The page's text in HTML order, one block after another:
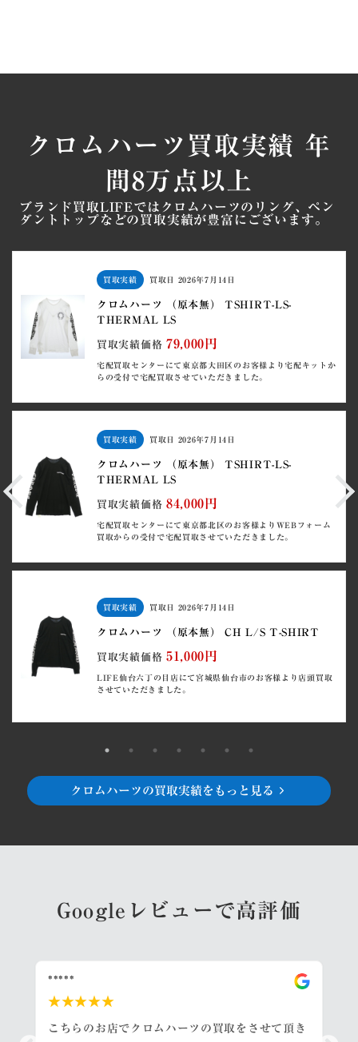
クロムハーツ買取実績 年
間8万点以上
ブランド買取LIFEではクロムハーツのリング、ペン
ダントトップなどの買取実績が豊富にございます。
買取実績 買取日 2026年7月14日
クロムハーツ （原本無） TSHIRT-LS-
THERMAL LS
買取実績価格 79,000円
宅配買取センターにて東京都大田区のお客様より宅配キットか
らの受付で宅配買取させていただきました。
買取実績 買取日 2026年7月14日
クロムハーツ （原本無） TSHIRT-LS-
THERMAL LS
買取実績価格 84,000円
宅配買取センターにて東京都北区のお客様よりWEBフォーム
買取からの受付で宅配買取させていただきました。
買取実績 買取日 2026年7月14日
クロムハーツ （原本無） CH L/S T-SHIRT
買取実績価格 51,000円
LIFE仙台六丁の目店にて宮城県仙台市のお客様より店頭買取
させていただきました。
クロムハーツの買取実績をもっと見る
Googleレビューで高評価
*****
★★★★★
こちらのお店でクロムハーツの買取をさせて頂き